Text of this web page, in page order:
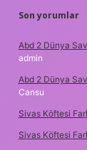
Son yorumlar
Abd 2 Dünya
admin
Abd 2 Dünya
Cansu
Sivas Köftesi
Sivas Köftesi